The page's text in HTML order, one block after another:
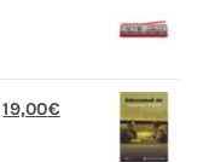
El
19,00€El